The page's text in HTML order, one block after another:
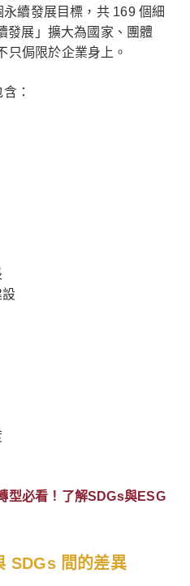
續發展目標，共 169 個細
發展」擴大為國家、團體
只侷限於企業身上。
：
型必看！了解SDGs與ESG
SDGs 間的差異